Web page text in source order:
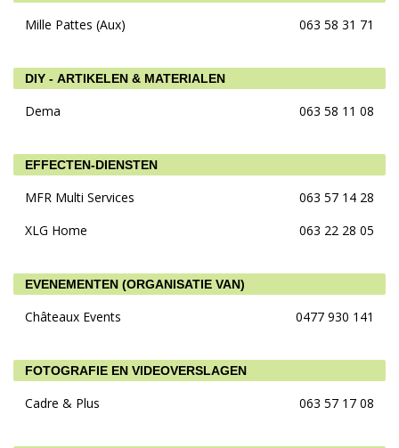
Mille Pattes (Aux) 063 58 31 71
DIY - ARTIKELEN & MATERIALEN
Dema 063 58 11 08
EFFECTEN-DIENSTEN
MFR Multi Services
063 57 14 28
XLG Home
063 22 28 05
EVENEMENTEN (ORGANISATIE VAN)
Châteaux Events 0477 930 141
FOTOGRAFIE EN VIDEOVERSLAGEN
Cadre & Plus 063 57 17 08